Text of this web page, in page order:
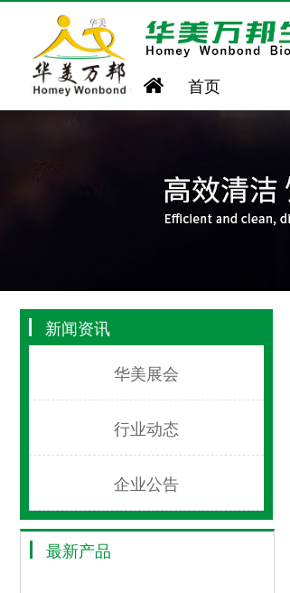
首页
新闻资讯
华美展会
行业动态
企业公告
最新产品